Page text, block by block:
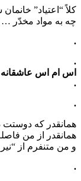
کلاً “اعتیاد”
چه به مواد مخدّر
.
.
اس ام اس عاشقانه
.
.
همانقدر که دوستت
همانقدر از من
و من متنفرم از
.